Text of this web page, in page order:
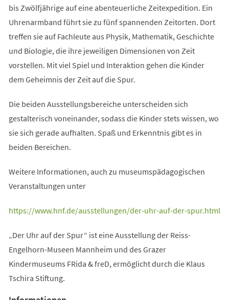
bis Zwölfjährige auf eine abenteuerliche Zeitexpedition. Ein
Uhrenarmband führt sie zu fünf spannenden Zeitorten. Dort
treffen sie auf Fachleute aus Physik, Mathematik, Geschichte
und Biologie, die ihre jeweiligen Dimensionen von Zeit
vorstellen. Mit viel Spiel und Interaktion gehen die Kinder
dem Geheimnis der Zeit auf die Spur.
Die beiden Ausstellungsbereiche unterscheiden sich
gestalterisch voneinander, sodass die Kinder stets wissen, wo
sie sich gerade aufhalten. Spaß und Erkenntnis gibt es in
beiden Bereichen.
Weitere Informationen, auch zu museumspädagogischen
Veranstaltungen unter
https://www.hnf.de/ausstellungen/der-uhr-auf-der-spur.html
(Öffnet
einem
neuen
Tab)
„Der Uhr auf der Spur“ ist eine Ausstellung der Reiss-
Engelhorn-Museen Mannheim und des Grazer
Kindermuseums FRida & freD, ermöglicht durch die Klaus
Tschira Stiftung.